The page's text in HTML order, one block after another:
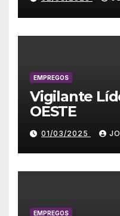
EMPREGOS
Vigilante
OESTE
01/03/2025
EMPREGOS